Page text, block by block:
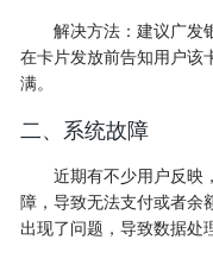
解决方法：建议广发
在卡片发放前告知用户该
满。
二、系统故障
近期有不少用户反映
障，导致无法支付或者余
出现了问题，导致数据处